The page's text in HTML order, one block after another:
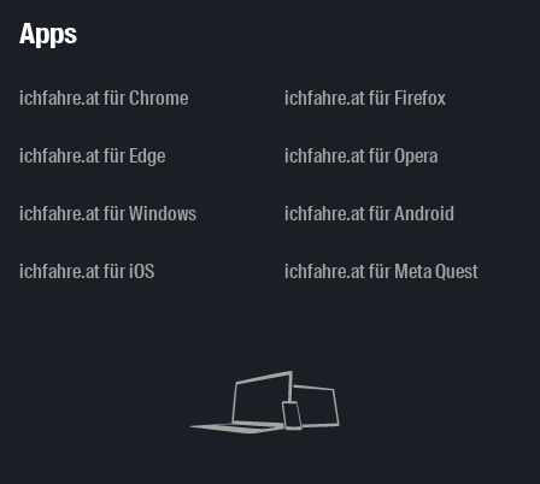
Apps
ichfahre.at für Chrome ichfahre.at für Firefox
ichfahre.at für Edge ichfahre.at für Opera
ichfahre.at für Windows ichfahre.at für Android
ichfahre.at für iOS ichfahre.at für Meta Quest